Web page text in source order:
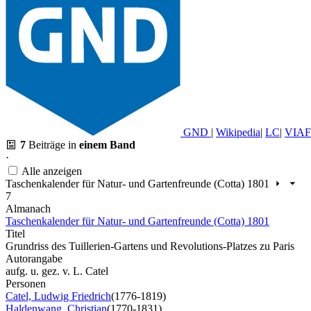
GND | Wikipedia| LC| VIAF
7 Beiträge in einem Band
·
Alle anzeigen
Taschenkalender für Natur- und Gartenfreunde (Cotta) 1801
7
Almanach
Taschenkalender für Natur- und Gartenfreunde (Cotta) 1801
Titel
Grundriss des Tuillerien-Gartens und Revolutions-Platzes zu Paris
Autorangabe
aufg. u. gez. v. L. Catel
Personen
Catel, Ludwig Friedrich(1776-1819)
Haldenwang, Christian(1770-1831)